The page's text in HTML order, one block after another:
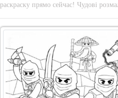
раскраску прямо сейчас! Чудові